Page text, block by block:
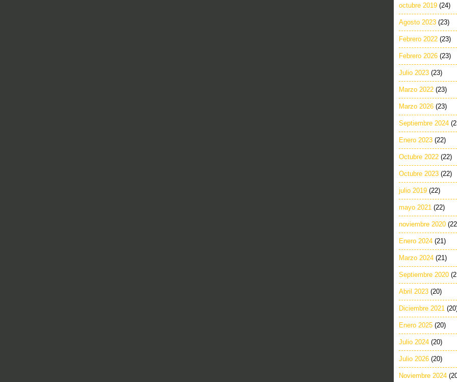
octubre 2019 (24)
Agosto 2023 (23)
Febrero 2022 (23)
Febrero 2026 (23)
Julio 2023 (23)
Marzo 2022 (23)
Marzo 2026 (23)
Septiembre 2024
Enero 2023 (22)
Octubre 2022 (22)
Octubre 2023 (22)
julio 2019 (22)
mayo 2021 (22)
noviembre 2020
Enero 2024 (21)
Marzo 2024 (21)
Septiembre 2020
Abril 2023 (20)
Diciembre 2021
Enero 2025 (20)
Julio 2024 (20)
Julio 2026 (20)
Noviembre 2024